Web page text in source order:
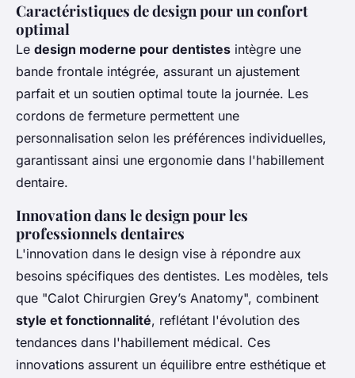
Caractéristiques de design pour un confort
optimal
Le design moderne pour dentistes intègre une
bande frontale intégrée, assurant un ajustement
parfait et un soutien optimal toute la journée. Les
cordons de fermeture permettent une
personnalisation selon les préférences individuelles,
garantissant ainsi une ergonomie dans l'habillement
dentaire.
Innovation dans le design pour les
professionnels dentaires
L'innovation dans le design vise à répondre aux
besoins spécifiques des dentistes. Les modèles, tels
que "Calot Chirurgien Grey’s Anatomy", combinent
style et fonctionnalité, reflétant l'évolution des
tendances dans l'habillement médical. Ces
innovations assurent un équilibre entre esthétique et